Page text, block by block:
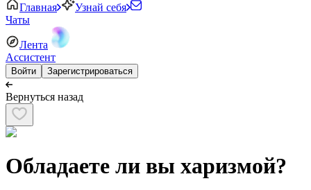
Главная
Узнай себя
Чаты
Лента
Ассистент
Войти Зарегистрироваться
Вернуться назад
Обладаете ли вы харизмой?